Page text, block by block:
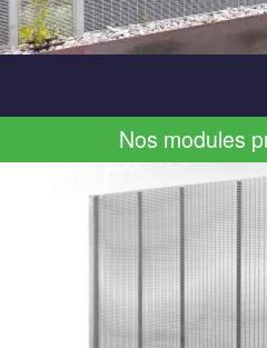
Nos modules